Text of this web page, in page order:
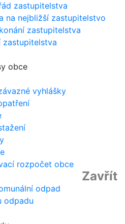
zastupitelstva
na nejbližší zastupitelstvo
zastupitelstva
zastupitelstva
obce
vyhlášky
rozpočet obce
Zavřít
odpad
odpadu